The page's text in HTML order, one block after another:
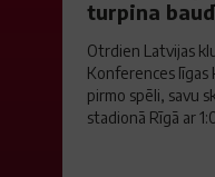
turpina
Otrdien Latvijas
Konferences līgas
pirmo spēli, savu
stadionā Rīgā ar